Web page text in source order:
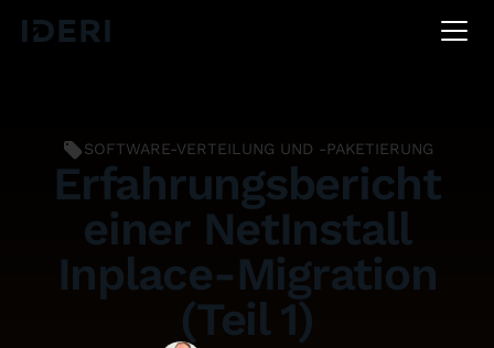
DEEN
SOFTWARE-VERTEILUNG UND -PAKETIERUNG
Erfahrungsbericht
einer NetInstall
Inplace-Migration
(Teil 1)